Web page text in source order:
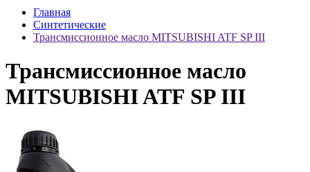
Главная
Синтетические
Трансмиссионное масло MITSUBISHI ATF SP III
Трансмиссионное масло
MITSUBISHI ATF SP III